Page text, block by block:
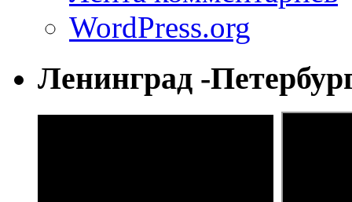
WordPress.org
Ленинград -